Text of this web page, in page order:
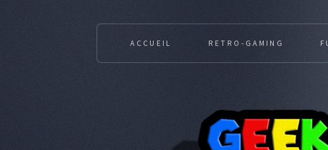
ACCUEIL RETRO-GAMING